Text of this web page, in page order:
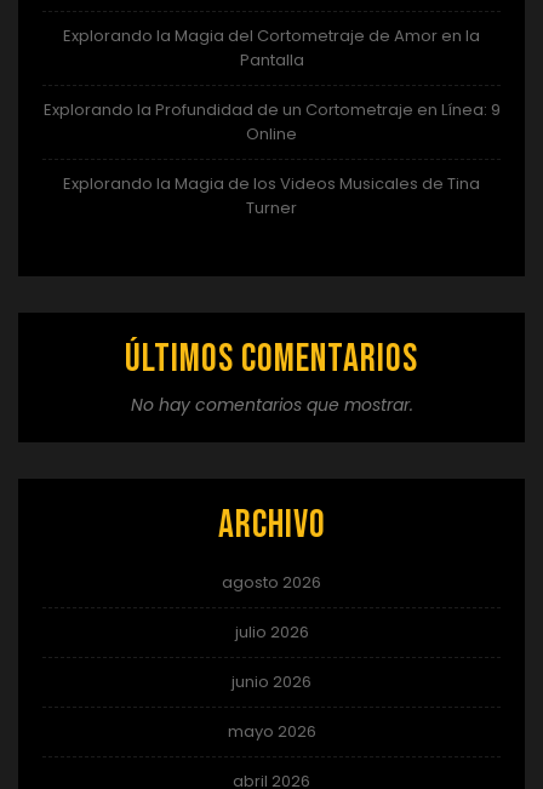
Explorando la Magia del Cortometraje de Amor en la
Pantalla
Explorando la Profundidad de un Cortometraje en Línea: 9
Online
Explorando la Magia de los Videos Musicales de Tina
Turner
Últimos comentarios
No hay comentarios que mostrar.
Archivo
agosto 2026
julio 2026
junio 2026
mayo 2026
abril 2026